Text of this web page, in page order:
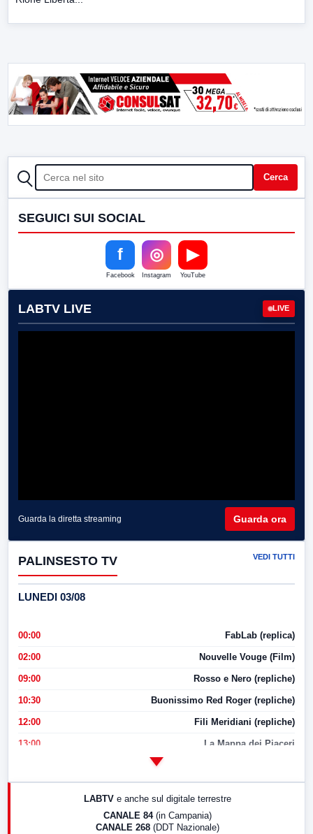
CERCA Cerca
SEGUICI SUI SOCIAL
f
Facebook
◎
Instagram
▶
YouTube
LABTV LIVE LIVE
Guarda la diretta streaming Guarda ora
PALINSESTO TV VEDI TUTTI
LUNEDI 03/08
00:00 FabLab (replica)
02:00 Nouvelle Vouge (Film)
09:00 Rosso e Nero (repliche)
10:30 Buonissimo Red Roger (repliche)
12:00 Fili Meridiani (repliche)
13:00 La Mappa dei Piaceri
LABTV e anche sul digitale terrestre
CANALE 84 (in Campania)
CANALE 268 (DDT Nazionale)